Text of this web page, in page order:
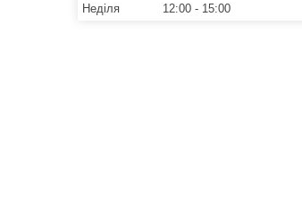
Неділя
12:00 15:00